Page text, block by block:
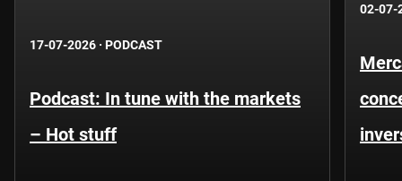
17-07-2026 · PODCAST
Podcast: In tune with the markets
– Hot stuff
02-07-